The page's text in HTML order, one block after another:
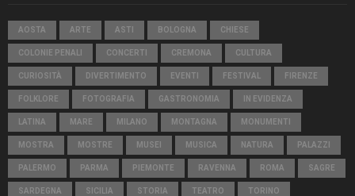
AOSTA ARTE ASTI BOLOGNA CHIESE
COLONIE PENALI CONCERTI CREMONA CULTURA
CURIOSITÀ DIVERTIMENTO EVENTI FESTIVAL FIRENZE
FOLKLORE FOTOGRAFIA GASTRONOMIA IN EVIDENZA
LATINA MARE MILANO MONTAGNA MONUMENTI
MOSTRA MOSTRE MUSEI MUSICA NATURA PALAZZI
PALERMO PARMA PIEMONTE RAVENNA ROMA SAGRE
SARDEGNA SICILIA STORIA TEATRO TORINO